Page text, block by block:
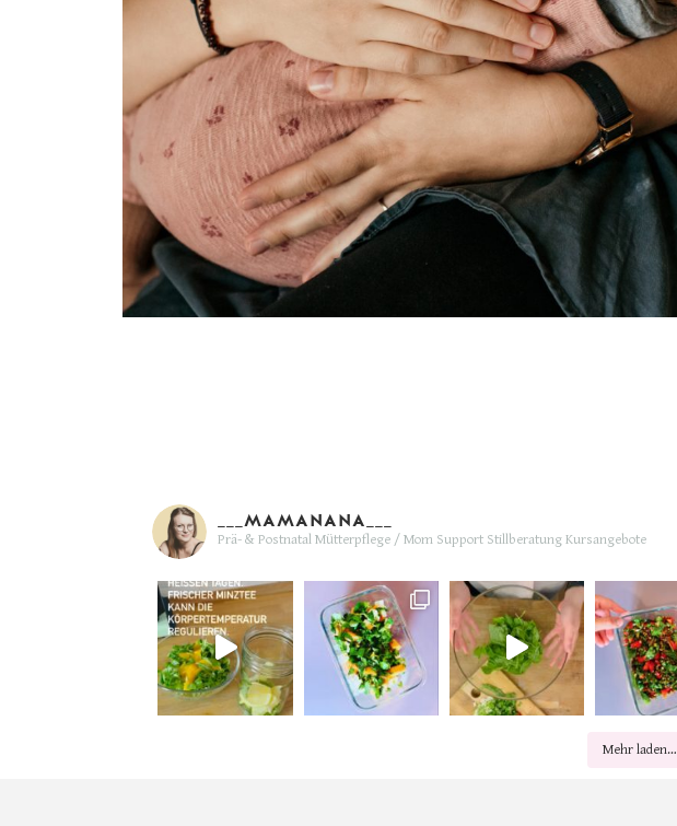
___MAMANANA___
Prä- & Postnatal Mütterpflege / Mom Support Stillberatung Kursangebote
Mehr laden…